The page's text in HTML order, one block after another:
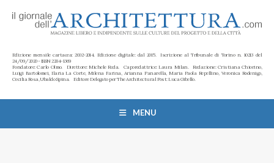
Edizione mensile cartacea: 2002-2014. Edizione digitale: dal 2015. Iscrizione al Tribunale di Torino n. 10213 del
24/09/2020 - ISSN 2284-1369
Fondatore: Carlo Olmo. Direttore: Michele Roda. Caporedattrice: Laura Milan. Redazione: Cristiana Chiorino,
Luigi Bartolomei, Ilaria La Corte, Milena Farina, Arianna Panarella, Maria Paola Repellino, Veronica Rodenigo,
Cecilia Rosa, Ubaldo Spina. Editore Delegato per The Architectural Post: Luca Gibello.
MENU